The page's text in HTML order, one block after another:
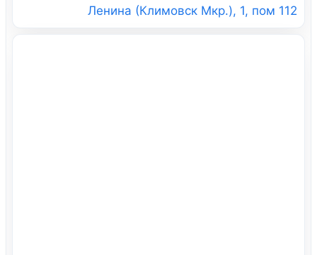
Ленина (Климовск Мкр.), 1, пом 112